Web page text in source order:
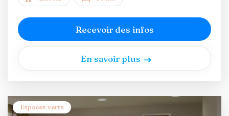
Recevoir des infos
En savoir plus
Espaces verts